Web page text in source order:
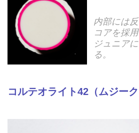
内部には
コアを採
ジュニア
る。
コルテオライト42（ムジーク